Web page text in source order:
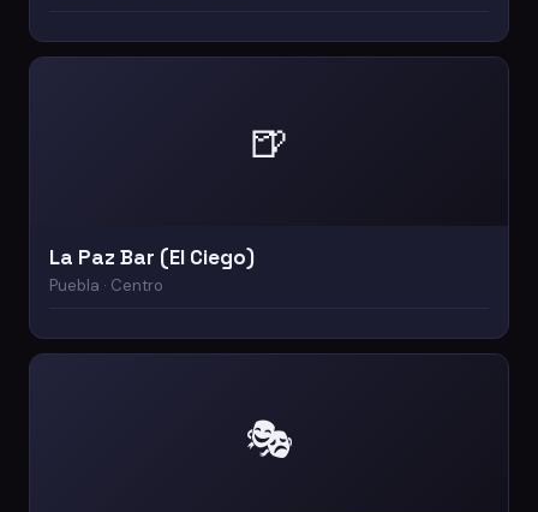
🍺
La Paz Bar (El Ciego)
Puebla · Centro
🎭